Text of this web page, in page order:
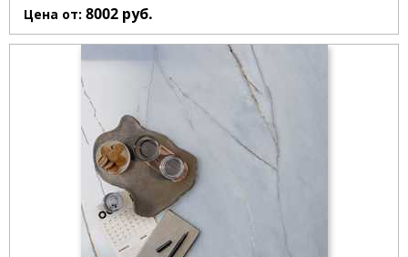
Цена от: 8002 руб.